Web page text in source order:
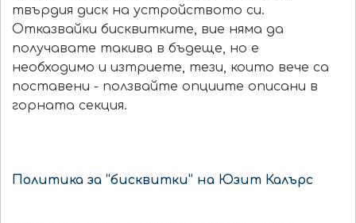
твърдия диск на устройството си.
Отказвайки бисквитките, вие няма да
получавате такива в бъдеще, но е
необходимо и изтриете, тези, които вече са
поставени - ползвайте опциите описани в
горната секция.
Политика за “бисквитки” на Юзит Калърс